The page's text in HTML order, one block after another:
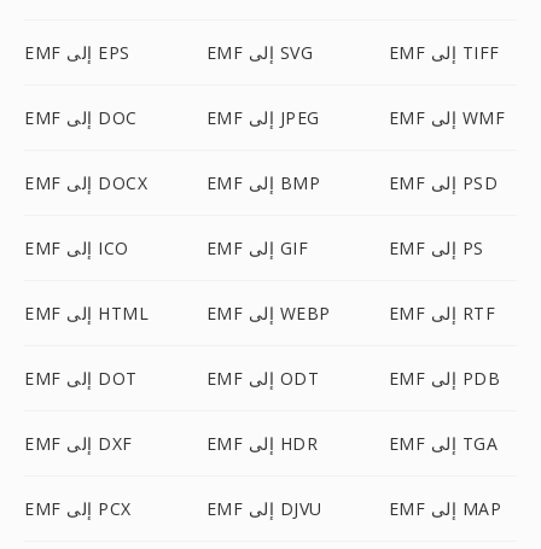
EMF إلى EPS EMF إلى SVG EMF إلى TIFF
EMF إلى DOC EMF إلى JPEG EMF إلى WMF
EMF إلى DOCX EMF إلى BMP EMF إلى PSD
EMF إلى ICO EMF إلى GIF EMF إلى PS
EMF إلى HTML EMF إلى WEBP EMF إلى RTF
EMF إلى DOT EMF إلى ODT EMF إلى PDB
EMF إلى DXF EMF إلى HDR EMF إلى TGA
EMF إلى PCX EMF إلى DJVU EMF إلى MAP